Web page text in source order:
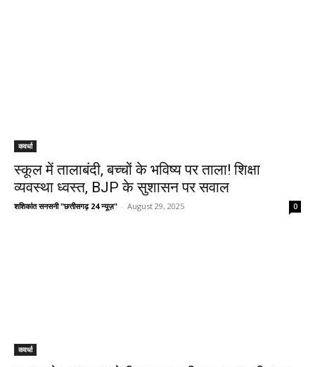
कवर्धा
स्कूल में तालाबंदी, बच्चों के भविष्य पर ताला! शिक्षा
व्यवस्था ध्वस्त, BJP के सुशासन पर सवाल
शशिकांत सनसनी "छत्तीसगढ़ 24 न्यूज़" - August 29, 2025 0
कवर्धा